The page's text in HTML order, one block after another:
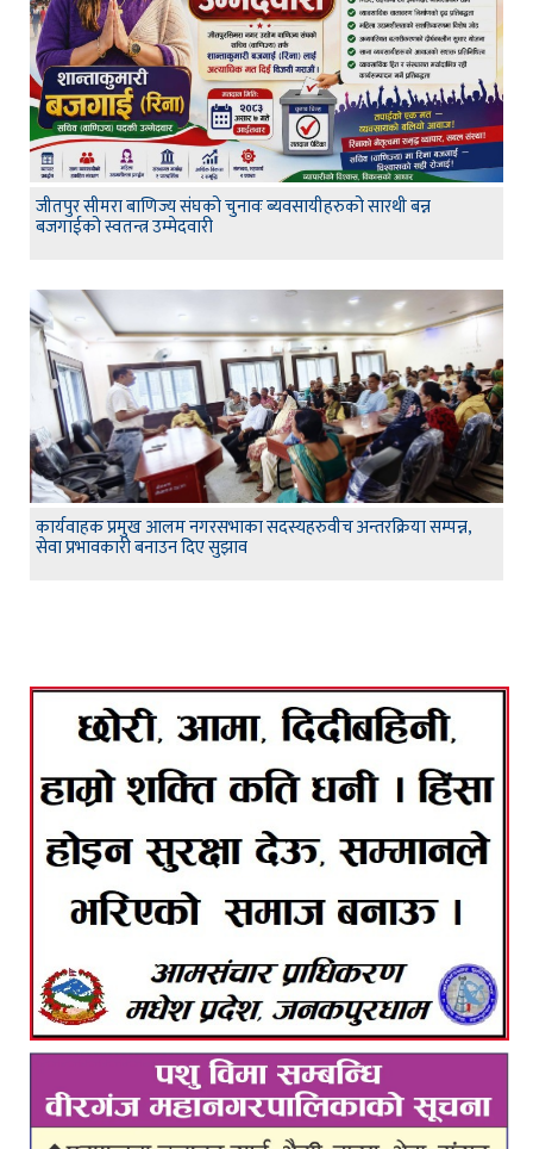
जीतपुर सीमरा बाणिज्य संघको चुनावः ब्यवसायीहरुको सारथी बन्न
बजगाईको स्वतन्त्र उम्मेदवारी
कार्यवाहक प्रमुख आलम नगरसभाका सदस्यहरुवीच अन्तरक्रिया सम्पन्न,
सेवा प्रभावकारी बनाउन दिए सुझाव